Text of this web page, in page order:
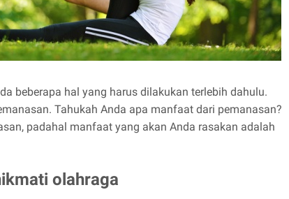
beberapa hal yang harus dilakukan terlebih dahulu.
Tahukah Anda apa manfaat dari pemanasan?
padahal manfaat yang akan Anda rasakan adalah
olahraga